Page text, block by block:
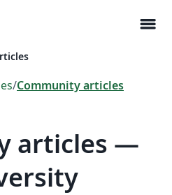
menu
/Community articles
articles —